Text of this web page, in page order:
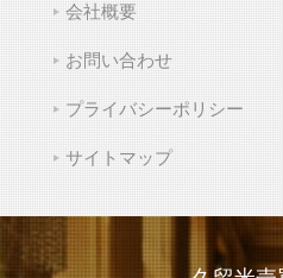
会社概要
お問い合わせ
プライバシーポリシー
サイトマップ